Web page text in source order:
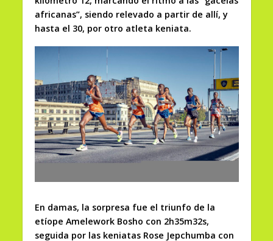
africanas”, siendo relevado a partir de allí, y
hasta el 30, por otro atleta keniata.
En damas, la sorpresa fue el triunfo de la
etíope Amelework Bosho con 2h35m32s,
seguida por las keniatas Rose Jepchumba con